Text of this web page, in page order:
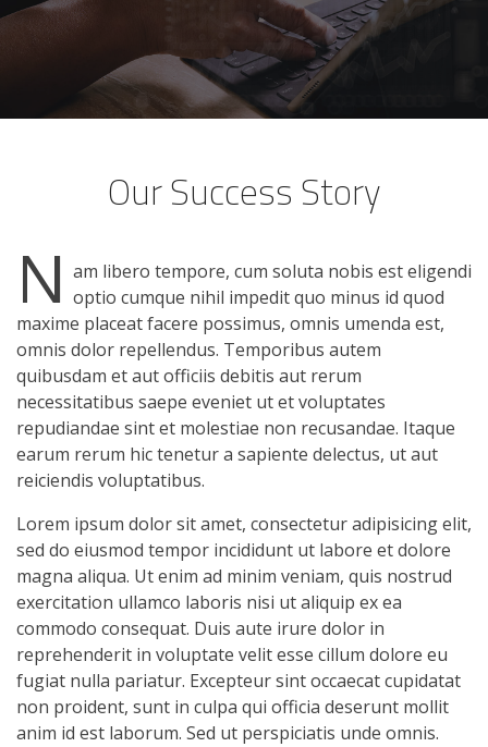
Our Success Story
N am libero tempore, cum soluta nobis est eligendi
optio cumque nihil impedit quo minus id quod
maxime placeat facere possimus, omnis umenda est,
omnis dolor repellendus. Temporibus autem
quibusdam et aut officiis debitis aut rerum
necessitatibus saepe eveniet ut et voluptates
repudiandae sint et molestiae non recusandae. Itaque
earum rerum hic tenetur a sapiente delectus, ut aut
reiciendis voluptatibus.
Lorem ipsum dolor sit amet, consectetur adipisicing elit,
sed do eiusmod tempor incididunt ut labore et dolore
magna aliqua. Ut enim ad minim veniam, quis nostrud
exercitation ullamco laboris nisi ut aliquip ex ea
commodo consequat. Duis aute irure dolor in
reprehenderit in voluptate velit esse cillum dolore eu
fugiat nulla pariatur. Excepteur sint occaecat cupidatat
non proident, sunt in culpa qui officia deserunt mollit
anim id est laborum. Sed ut perspiciatis unde omnis.